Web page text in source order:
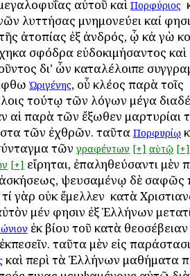
αὐτοῦ καὶ Πορφύριος
λυττήσας μνημονεύει καί
ἀτοπίας ἐξ ἀνδρός, ᾧ κἀ γὼ
σφόδρα εὐδοκιμήσαντος καὶ
δι’ ὧν καταλέλοιπε
Ὠριγένης, οὗ κλέος παρὰ τοῖς
τούτῳ τῶν λόγων μέγα
αἱ παρὰ τῶν ἔξωθεν μαρτυρίαι
τῶν ἐχθρῶν. ταῦτα Πορφυρίῳ
τῶνγραφέντων [+] αὐτῷ [+]
[+] εἴρηται, ἐπαληθεύσαντι μὲν
ψευσαμένῳ δὲ σαφῶς
γὰρ οὐκ ἔμελλεν ὁ κατὰ
μέν φησιν ἐξ Ἑλλήνων
ἐκ βίου τοῦ κατὰ θεοσέβειαν
ταῦτα μὲν εἰς
καὶ περὶ τὰ Ἑλλήνων μαθήματα